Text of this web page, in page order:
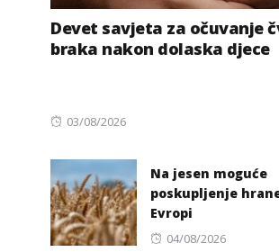
Devet savjeta za očuvanje
braka nakon dolaska djece
Posted
03/08/2026
Na jesen moguće
poskupljenje
Evropi
Posted
04/08/2026